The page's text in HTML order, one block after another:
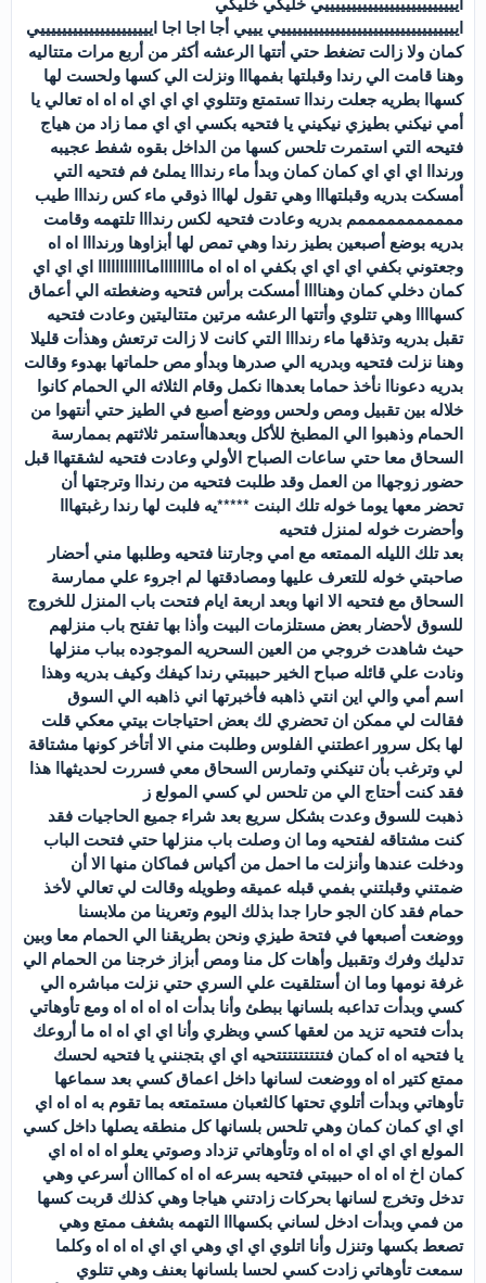
ايييييييييييييييييييييييييييييييييي يييي أجا اجا اجا ايييييييييييييييييييييي
كمان ولا زالت تضغط حتي أتتها الرعشه أكثر من أربع مرات متتاليه
وهنا قامت الي رندا وقبلتها بفمهااا ونزلت الي كسها ولحست لها
كسهاا بطريه جعلت رنداا تستمتع وتتلوي اي اي اي اه اه اه تعالي يا
أمي نيكني بطيزي نيكيني يا فتحيه بكسي اي اي مما زاد من هياج
فتيحه التي استمرت تلحس كسها من الداخل بقوه شفط عجيبه
ورنداا اي اي اي كمان كمان وبدأ ماء رندااا يملئ فم فتحيه التي
أمسكت بدريه وقبلتهااا وهي تقول لهااا ذوقي ماء كس رندااا طيب
مممممممممممم بدريه وعادت فتحيه لكس رندااا تلتهمه وقامت
بدريه بوضع أصبعين بطيز رندا وهي تمص لها أبزاوها ورندااا اه اه
وجعتوني بكفي اي اي اي بكفي اه اه اه مااااااااماااااااااااا اي اي اي
كمان دخلي كمان وهناااا أمسكت برأس فتحيه وضغطته الي أعماق
كسهاااا وهي تتلوي وأتتها الرعشه مرتين متتاليتين وعادت فتحيه
تقبل بدريه وتذقها ماء رندااا التي كانت لا زالت ترتعش وهذأت قليلا
وهنا نزلت فتحيه وبدريه الي صدرها وبدأو مص حلماتها بهدوء وقالت
بدريه دعوناا نأخذ حماما بعدهاا نكمل وقام الثلاثه الي الحمام كانوا
خلاله بين تقبيل ومص ولحس ووضع أصبع في الطيز حتي أنتهوا من
الحمام وذهبوا الي المطبخ للأكل وبعدهاأستمر ثلاثتهم بممارسة
السحاق معا حتي ساعات الصباح الأولي وعادت فتحيه لشقتهاا قبل
حضور زوجهاا من العمل وقد طلبت فتحيه من رنداا وترجتها أن
تحضر معها يوما خوله تلك البنت *****يه فلبت لها رندا رغبتهااا
وأحضرت خوله لمنزل فتحيه
بعد تلك الليله الممتعه مع امي وجارتنا فتحيه وطلبها مني أحضار
صاحبتي خوله للتعرف عليها ومصادقتها لم اجروء علي ممارسة
السحاق مع فتحيه الا انها وبعد اربعة ايام فتحت باب المنزل للخروج
للسوق لأحضار بعض مستلزمات البيت وأذا بها تفتح باب منزلهم
حيث شاهدت خروجي من العين السحريه الموجوده بباب منزلها
ونادت علي قائله صباح الخير حبيبتي رندا كيفك وكيف بدريه وهذا
اسم أمي والي اين انتي ذاهبه فأخبرتها اني ذاهبه الي السوق
فقالت لي ممكن ان تحضري لك بعض احتياجات بيتي معكي قلت
لها بكل سرور اعطتني الفلوس وطلبت مني الا أتأخر كونها مشتاقة
لي وترغب بأن تنيكني وتمارس السحاق معي فسررت لحديثهاا هذا
فقد كنت أحتاج الي من تلحس لي كسي المولع ز
ذهبت للسوق وعدت بشكل سريع بعد شراء جميع الحاجيات فقد
كنت مشتاقه لفتحيه وما ان وصلت باب منزلها حتي فتحت الباب
ودخلت عندها وأنزلت ما احمل من أكياس فماكان منها الا أن
ضمتني وقبلتني بفمي قبله عميقه وطويله وقالت لي تعالي لأخذ
حمام فقد كان الجو حارا جدا بذلك اليوم وتعرينا من ملابسنا
ووضعت أصبعها في فتحة طيزي ونحن بطريقنا الي الحمام معا وبين
تدليك وفرك وتقبيل وأهات كل منا ومص أبزاز خرجنا من الحمام الي
غرفة نومها وما ان أستلقيت علي السري حتي نزلت مباشره الي
كسي وبدأت تداعبه بلسانها ببطئ وأنا بدأت اه اه اه اه ومع تأوهاتي
بدأت فتحيه تزيد من لعقها كسي وبظري وأنا اي اي اه اه ما أروعك
يا فتحيه اه اه كمان فتتتتتتتتتحيه اي اي بتجنني يا فتحيه لحسك
ممتع كتير اه اه ووضعت لسانها داخل اعماق كسي بعد سماعها
تأوهاتي وبدأت أتلوي تحتها كالثعبان مستمتعه بما تقوم به اه اه اي
اي اي كمان كمان وهي تلحس بلسانها كل منطقه يصلها داخل كسي
المولع اي اي اي اه اه اه وتأوهاتي تزداد وصوتي يعلو اه اه اه اي
كمان اخ اه اه اه حبيبتي فتحيه بسرعه اه اه كمااان أسرعي وهي
تدخل وتخرج لسانها بحركات زادتني هياجا وهي كذلك قربت كسها
من فمي وبدأت ادخل لساني بكسهااا التهمه بشغف ممتع وهي
تصعط بكسها وتنزل وأنا اتلوي اي اي وهي اي اي اه اه اه وكلما
سمعت تأوهاتي زادت كسي لحسا بلسانها بعنف وهي تتلوي